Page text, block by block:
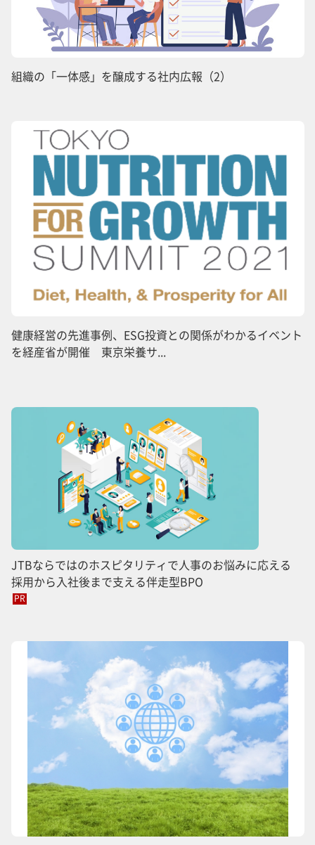
組織の「一体感」を醸成する社内広報（2）
健康経営の先進事例、ESG投資との関係がわかるイベント
を経産省が開催 東京栄養サ...
JTBならではのホスピタリティで人事のお悩みに応える
採用から入社後まで支える伴走型BPO
PR